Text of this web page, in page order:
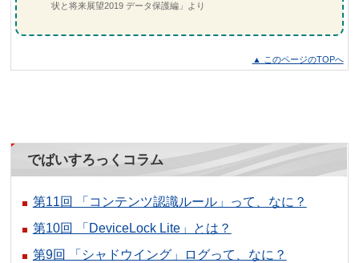
状と将来展望2019 データ保護編」より
▲ このページのTOPへ
でばいすろっくコラム
第11回 「コンテンツ認識ルール」って、なに？
第10回 「DeviceLock Lite」とは？
第9回 「シャドウイング」ログって、なに？